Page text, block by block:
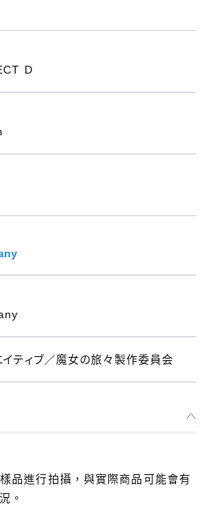
D
ティブ／魔女の旅々製作委員会
品進行拍攝，與實際商品可能會有
。